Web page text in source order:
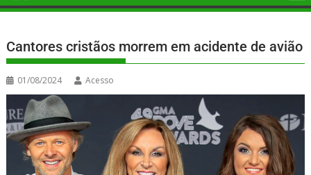
Cantores cristãos morrem em acidente de avião
01/08/2024 Acesso